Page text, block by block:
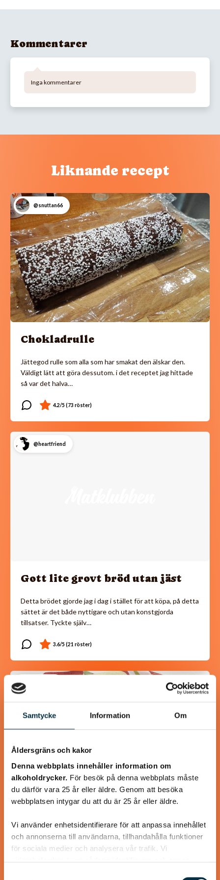
Samtycke Information Om
Åldersgräns och kakor
Denna webbplats innehåller information om
alkoholdrycker. För besök på denna webbplats måste
du därför vara 25 år eller äldre. Genom att besöka
webbplatsen intygar du att du är 25 år eller äldre.
Vi använder enhetsidentifierare för att anpassa innehållet
och annonserna till användarna, tillhandahålla funktioner
för sociala medier och analysera vår trafik. Vi
Kommentarer
Inga kommentarer
Liknande recept
@snuttan66
Chokladrulle
Jättegod rulle som alla som har smakat den älskar den.
Väldigt lätt att göra dessutom. i det receptet jag hittade
så var det halva…
@heartfriend
Gott lite grovt bröd utan jäst
Detta brödet gjorde jag i dag i stället för att köpa, på detta
sättet är det både nyttigare och utan konstgjorda
tillsatser. Tyckte själv…
(stekpannebröd)
Glutenfritt tunnbröd som smakar lika bra som den ”vanliga”